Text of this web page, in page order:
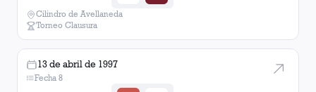
Cilindro de Avellaneda
Torneo Clausura
13 de abril de 1997
Fecha 8